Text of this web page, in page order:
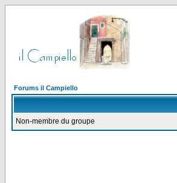
Forums il Campiello
Non-membre du groupe